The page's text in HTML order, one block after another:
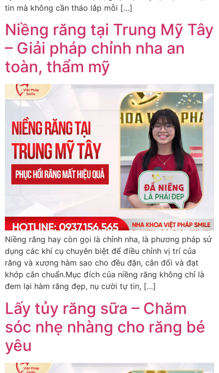
tin mà không cần tháo lắp mỗi […]
Niềng răng tại Trung Mỹ Tây
– Giải pháp chỉnh nha an
toàn, thẩm mỹ
Niềng răng hay còn gọi là chỉnh nha, là phương pháp sử
dụng các khí cụ chuyên biệt để điều chỉnh vị trí của
răng và xương hàm sao cho đều đặn, cân đối và đạt
khớp cắn chuẩn.Mục đích của niềng răng không chỉ là
đem lại hàm răng đẹp, nụ cười tự tin, […]
Lấy tủy răng sữa – Chăm
sóc nhẹ nhàng cho răng bé
yêu